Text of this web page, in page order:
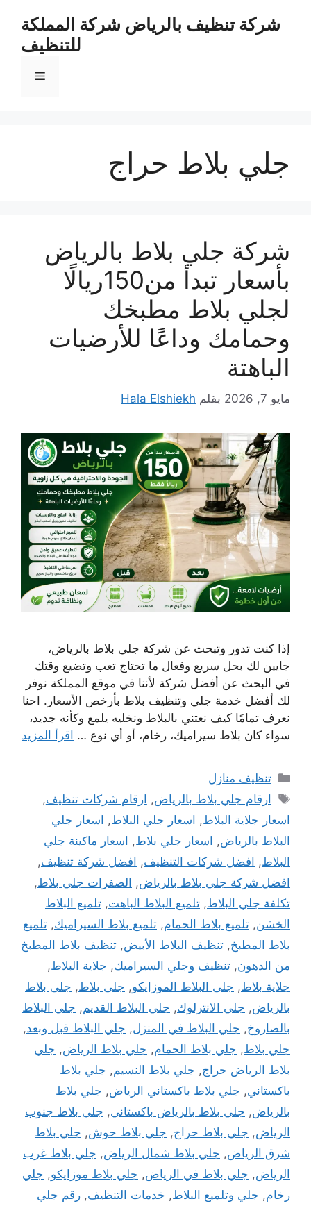
شركة تنظيف بالرياض شركة المملكة
للتنظيف
القائمة
جلي بلاط حراج
شركة جلي بلاط بالرياض
بأسعار تبدأ من150ريالًا
لجلي بلاط مطبخك
وحمامك وداعًا للأرضيات
الباهتة
مايو 7, 2026 بقلم Hala Elshiekh
إذا كنت تدور وتبحث عن شركة جلي بلاط بالرياض،
جايين لك بحل سريع وفعال ما تحتاج تعب وتضيع وقتك
في البحث عن أفضل شركة لأننا في موقع المملكة نوفر
لك أفضل خدمة جلي وتنظيف بلاط بأرخص الأسعار. احنا
نعرف تمامًا كيف نعتني بالبلاط ونخليه يلمع وكأنه جديد،
سواء كان بلاط سيراميك، رخام، أو أي نوع … اقرأ المزيد
التصنيفات
تنظيف منازل
الوسوم
ارقام جلي بلاط بالرياض, ارقام شركات تنظيف,
اسعار جلاية البلاط, اسعار جلي البلاط, اسعار جلي
البلاط بالرياض, اسعار جلي بلاط, اسعار ماكينة جلي
البلاط, افضل شركات التنظيف, افضل شركة تنظيف,
افضل شركة جلي بلاط بالرياض, الصفرات جلي بلاط,
تكلفة جلي البلاط, تلميع البلاط الباهت, تلميع البلاط
الخشن, تلميع بلاط الحمام, تلميع بلاط السيراميك, تلميع
بلاط المطبخ, تنظيف البلاط الأبيض, تنظيف بلاط المطبخ
من الدهون, تنظيف وجلي السيراميك, جلاية البلاط,
جلاية بلاط, جلى البلاط الموزايكو, جلى بلاط, جلى بلاط
بالرياض, جلي الانترلوك, جلي البلاط القديم, جلي البلاط
بالصاروخ, جلي البلاط في المنزل, جلي البلاط قبل وبعد,
جلي بلاط, جلي بلاط الحمام, جلي بلاط الرياض, جلي
بلاط الرياض حراج, جلي بلاط النسيم, جلي بلاط
باكستاني, جلي بلاط باكستاني الرياض, جلي بلاط
بالرياض, جلي بلاط بالرياض باكستاني, جلي بلاط جنوب
الرياض, جلي بلاط حراج, جلي بلاط حوش, جلي بلاط
شرق الرياض, جلي بلاط شمال الرياض, جلي بلاط غرب
الرياض, جلي بلاط في الرياض, جلي بلاط موزايكو, جلي
رخام, جلي وتلميع البلاط, خدمات التنظيف, رقم جلي